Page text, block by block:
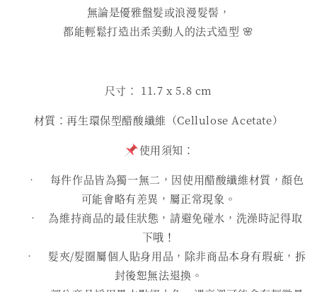
無論是優雅盤髮或浪漫髮髻，
都能輕鬆打造出柔美動人的法式造型 🌸
尺寸： 11.7 x 5.8 cm
材質：再生環保型醋酸纖維（Cellulose Acetate）
使用須知：
• 每件作品皆為獨一無二，因使用醋酸纖維材質，顏色
可能會略有差異，屬正常現象。
• 為維持商品的最佳狀態，請避免碰水，洗澡時記得取
下哦！
• 髮夾/髮圈屬個人貼身用品，除非商品本身有瑕疵，拆
封後恕無法退換。